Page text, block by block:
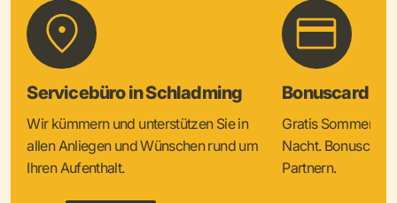
Servicebüro in Schladming
Wir kümmern und unterstützen Sie in
allen Anliegen und Wünschen rund um
Ihren Aufenthalt.
Bonuscard &
Gratis
Nacht. Bonuscard
Partnern.